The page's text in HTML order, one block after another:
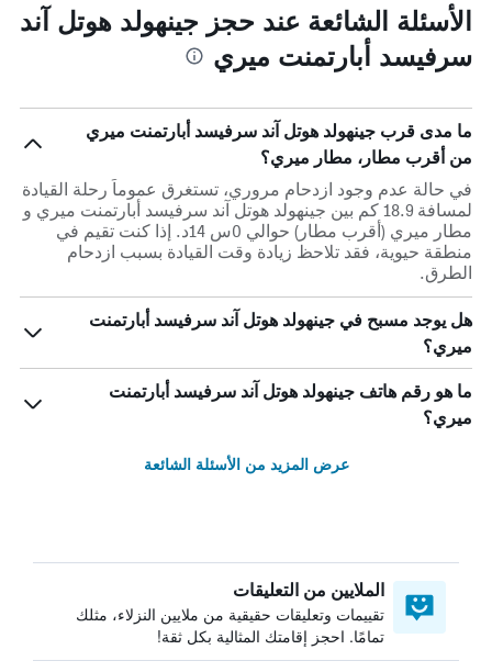
الأسئلة الشائعة عند حجز جينهولد هوتل آند
سرفيسد أبارتمنت ميري
ما مدى قرب جينهولد هوتل آند سرفيسد أبارتمنت ميري
من أقرب مطار، مطار ميري؟
في حالة عدم وجود ازدحام مروري، تستغرق عموماً رحلة القيادة
لمسافة 18.9 كم بين جينهولد هوتل آند سرفيسد أبارتمنت ميري و
مطار ميري (أقرب مطار) حوالي 0س 14د. إذا كنت تقيم في
منطقة حيوية، فقد تلاحظ زيادة وقت القيادة بسبب ازدحام
الطرق.
هل يوجد مسبح في جينهولد هوتل آند سرفيسد أبارتمنت
ميري؟
ما هو رقم هاتف جينهولد هوتل آند سرفيسد أبارتمنت
ميري؟
عرض المزيد من الأسئلة الشائعة
الملايين من التعليقات
تقييمات وتعليقات حقيقية من ملايين النزلاء، مثلك
تمامًا. احجز إقامتك المثالية بكل ثقة!